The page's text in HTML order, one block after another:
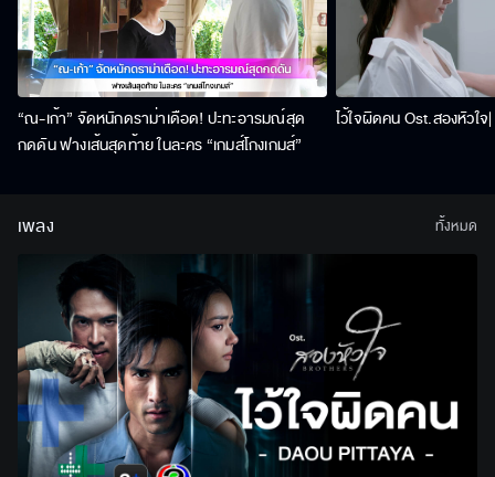
“ณ-เก้า” จัดหนักดราม่าเดือด! ปะทะอารมณ์สุด
กดดัน ฟางเส้นสุดท้าย ในละคร “เกมส์โกงเกมส์”
ไว้ใจผิดคน Ost.สองหัวใ
เพลง ทั้งหมด